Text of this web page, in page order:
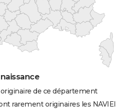
de ce département
rarement originaires les NAVIER